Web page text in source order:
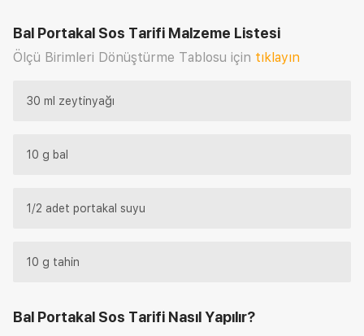
Bal Portakal Sos Tarifi Malzeme Listesi
Ölçü Birimleri Dönüştürme Tablosu için tıklayın
30 ml zeytinyağı
10 g bal
1/2 adet portakal suyu
10 g tahin
Bal Portakal Sos Tarifi Nasıl Yapılır?